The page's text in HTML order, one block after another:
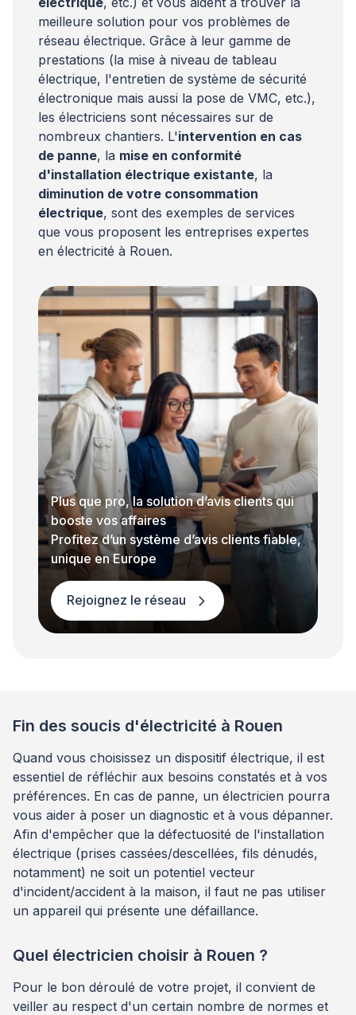
meilleure solution pour vos problèmes de
réseau électrique. Grâce à leur gamme de
prestations (la mise à niveau de tableau
électrique, l'entretien de système de sécurité
électronique mais aussi la pose de VMC, etc.),
les électriciens sont nécessaires sur de
nombreux chantiers. L'intervention en cas
de panne, la mise en conformité
d'installation électrique existante, la
diminution de votre consommation
électrique, sont des exemples de services
que vous proposent les entreprises expertes
en électricité à Rouen.
Plus que pro, la solution d’avis clients qui
booste vos affaires
Profitez d’un système d’avis clients fiable,
unique en Europe
Rejoignez le réseau
Fin des soucis d'électricité à Rouen
Quand vous choisissez un dispositif électrique, il est
essentiel de réfléchir aux besoins constatés et à vos
préférences. En cas de panne, un électricien pourra
vous aider à poser un diagnostic et à vous dépanner.
Afin d'empêcher que la défectuosité de l'installation
électrique (prises cassées/descellées, fils dénudés,
notamment) ne soit un potentiel vecteur
d'incident/accident à la maison, il faut ne pas utiliser
un appareil qui présente une défaillance.
Quel électricien choisir à Rouen ?
Pour le bon déroulé de votre projet, il convient de
veiller au respect d'un certain nombre de normes et